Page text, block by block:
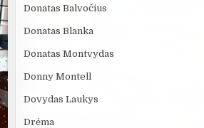
Donatas Balvočius
Donatas Blanka
Donatas Montvydas
Donny Montell
Dovydas Laukys
Drėma